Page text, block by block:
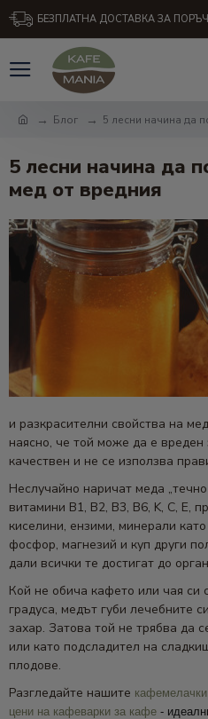
БЕЗПЛАТНА ДОСТАВКА ЗА
Блог 5 лесни начина да
5 лесни начина да
мед от вредния
и разкрасителни свойства на
наясно, че той може да е вреден
качествен и не се използва
Неслучайно наричат меда
витамини В1, В2, В3, В6, K, C, E,
киселини, ензими, минерали
фосфор, магнезий и куп други
дали всички те достигат до
Кой не обича кафето или чая си
градуса, медът губи лечебните
захар. Затова той не трябва да
или като подсладител на
плодове.
Разгледайте нашите
цени на кафеварки за кафе -